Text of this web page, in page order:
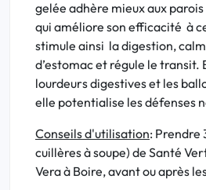
gelée adhère mieux aux
qui améliore son efficacité à
stimule ainsi la digestion,
d’estomac et régule le transit.
lourdeurs digestives et les
elle potentialise les défenses
Conseils d'utilisation: Prendre
cuillères à soupe) de Santé
Vera à Boire, avant ou après